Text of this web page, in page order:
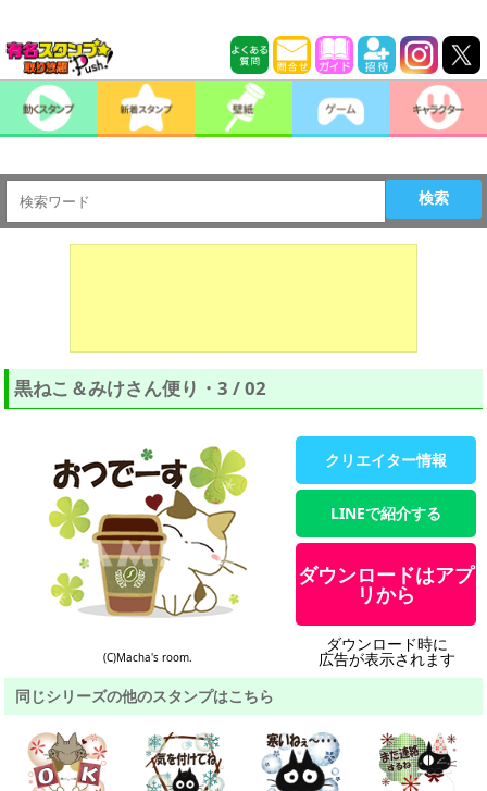
検索
黒ねこ＆みけさん便り・3 / 02
(C)Macha's room.
クリエイター情報
LINEで紹介する
ダウンロードはアプ
リから
ダウンロード時に
広告が表示されます
同じシリーズの他のスタンプはこちら